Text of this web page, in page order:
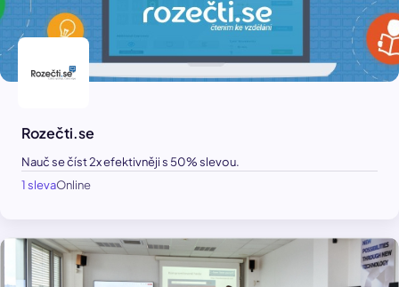
Rozečti.se
Nauč se číst 2x efektivněji s 50% slevou.
1 slevaOnline